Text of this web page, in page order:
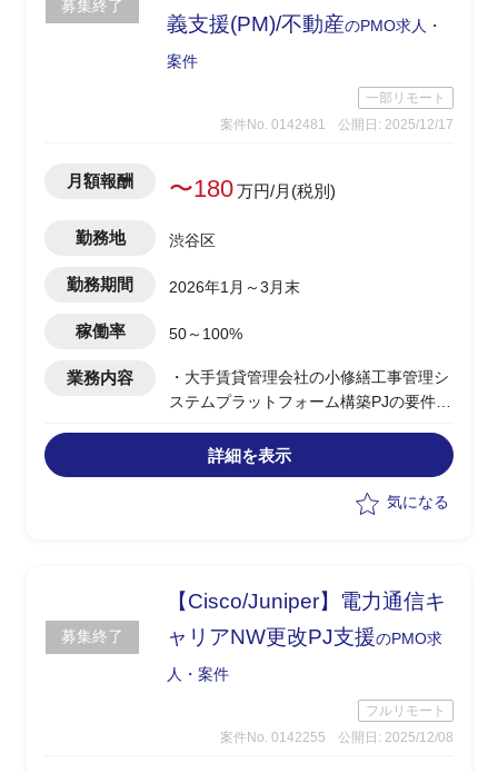
募集終了
義支援(PM)/不動産のPMO求人・
案件
一部リモート
案件No. 0142481
公開日: 2025/12/17
月額報酬 〜180万円/月(税別)
勤務地 渋谷区
勤務期間 2026年1月～3月末
稼働率 50～100%
業務内容
・大手賃貸管理会社の小修繕工事管理シ
ステムプラットフォーム構築PJの要件定
・AsIs-ToBe業務、該当部門の要求事項
を整理
・実装の優先度を整理し、要求を元に開
・費用対効果を試算(抑制人工/開発費用)
詳細を表示
気になる
募集終了
【Cisco/Juniper】電力通信キ
ャリアNW更改PJ支援のPMO求
人・案件
フルリモート
案件No. 0142255
公開日: 2025/12/08